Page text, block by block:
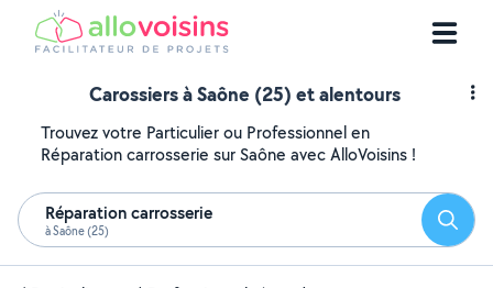
Carossiers à Saône (25) et alentours
Trouvez votre Particulier ou Professionnel en
Réparation carrosserie sur Saône avec AlloVoisins !
Réparation carrosserie
à Saône (25)